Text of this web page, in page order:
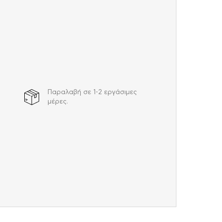
Παραλαβή σε 1-2 εργάσιμες
μέρες.